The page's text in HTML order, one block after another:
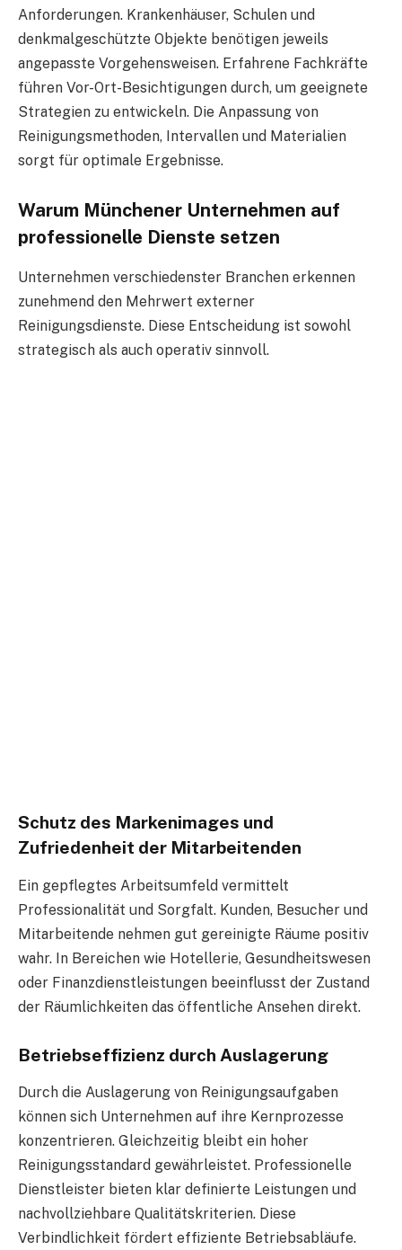
Anforderungen. Krankenhäuser, Schulen und
denkmalgeschützte Objekte benötigen jeweils
angepasste Vorgehensweisen. Erfahrene Fachkräfte
führen Vor-Ort-Besichtigungen durch, um geeignete
Strategien zu entwickeln. Die Anpassung von
Reinigungsmethoden, Intervallen und Materialien
sorgt für optimale Ergebnisse.
Warum Münchener Unternehmen auf
professionelle Dienste setzen
Unternehmen verschiedenster Branchen erkennen
zunehmend den Mehrwert externer
Reinigungsdienste. Diese Entscheidung ist sowohl
strategisch als auch operativ sinnvoll.
Schutz des Markenimages und
Zufriedenheit der Mitarbeitenden
Ein gepflegtes Arbeitsumfeld vermittelt
Professionalität und Sorgfalt. Kunden, Besucher und
Mitarbeitende nehmen gut gereinigte Räume positiv
wahr. In Bereichen wie Hotellerie, Gesundheitswesen
oder Finanzdienstleistungen beeinflusst der Zustand
der Räumlichkeiten das öffentliche Ansehen direkt.
Betriebseffizienz durch Auslagerung
Durch die Auslagerung von Reinigungsaufgaben
können sich Unternehmen auf ihre Kernprozesse
konzentrieren. Gleichzeitig bleibt ein hoher
Reinigungsstandard gewährleistet. Professionelle
Dienstleister bieten klar definierte Leistungen und
nachvollziehbare Qualitätskriterien. Diese
Verbindlichkeit fördert effiziente Betriebsabläufe.